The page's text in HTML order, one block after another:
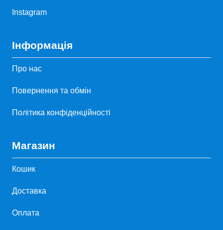
Instagram
Інформація
Про нас
Повернення та обмін
Політика конфіденційності
Магазин
Кошик
Доставка
Оплата